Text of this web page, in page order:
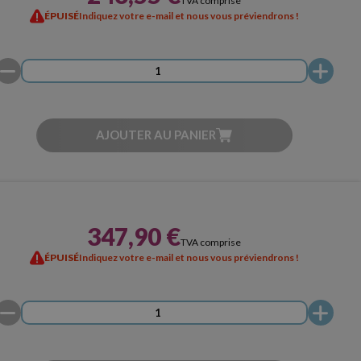
ÉPUISÉIndiquez votre e-mail et nous vous préviendrons !
AJOUTER AU PANIER
347,90 €TVA comprise
ÉPUISÉIndiquez votre e-mail et nous vous préviendrons !